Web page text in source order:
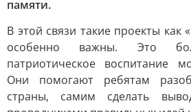
памяти.
В этой связи такие проекты как
особенно важны. Это
патриотическое воспитание
Они помогают ребятам
страны, самим сделать